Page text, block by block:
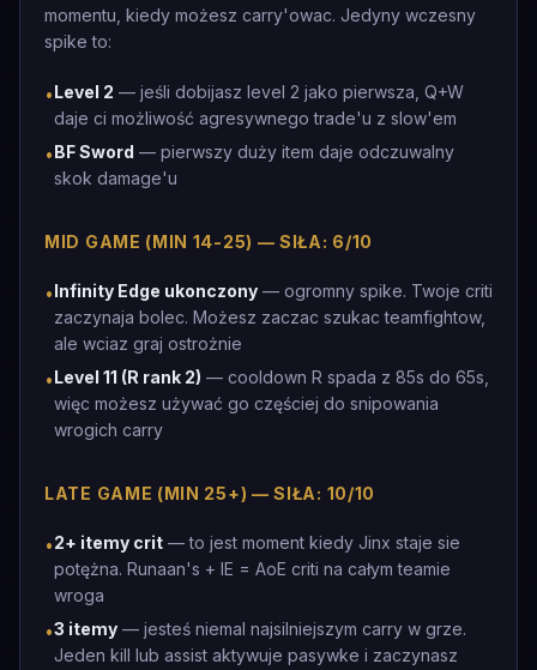
momentu, kiedy możesz carry'owac. Jedyny wczesny
spike to:
•Level 2 — jeśli dobijasz level 2 jako pierwsza, Q+W
daje ci możliwość agresywnego trade'u z slow'em
•BF Sword — pierwszy duży item daje odczuwalny
skok damage'u
MID GAME (MIN 14-25) — SIŁA: 6/10
•Infinity Edge ukonczony — ogromny spike. Twoje criti
zaczynaja bolec. Możesz zaczac szukac teamfightow,
ale wciaz graj ostrożnie
•Level 11 (R rank 2) — cooldown R spada z 85s do 65s,
więc możesz używać go częściej do snipowania
wrogich carry
LATE GAME (MIN 25+) — SIŁA: 10/10
•2+ itemy crit — to jest moment kiedy Jinx staje sie
potężna. Runaan's + IE = AoE criti na całym teamie
wroga
•3 itemy — jesteś niemal najsilniejszym carry w grze.
Jeden kill lub assist aktywuje pasywke i zaczynasz